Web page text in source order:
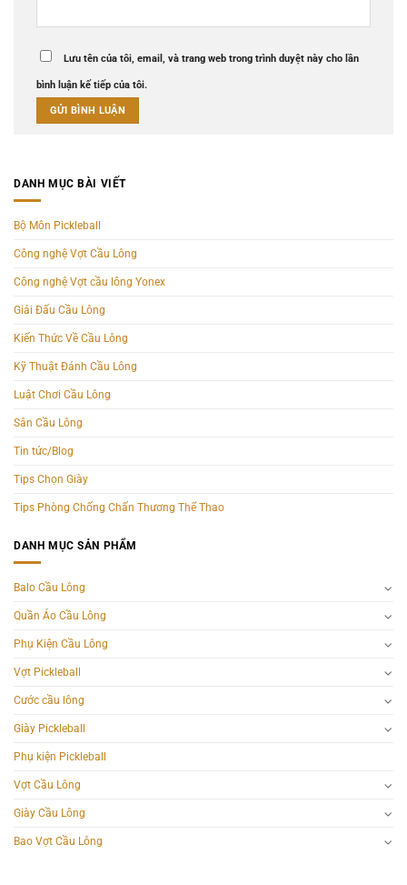
Lưu tên của tôi, email, và trang web trong trình duyệt này cho lần
bình luận kế tiếp của tôi.
DANH MỤC BÀI VIẾT
Bộ Môn Pickleball
Công nghệ Vợt Cầu Lông
Công nghệ Vợt cầu lông Yonex
Giải Đấu Cầu Lông
Kiến Thức Về Cầu Lông
Kỹ Thuật Đánh Cầu Lông
Luật Chơi Cầu Lông
Sân Cầu Lông
Tin tức/Blog
Tips Chọn Giày
Tips Phòng Chống Chấn Thương Thể Thao
DANH MỤC SẢN PHẨM
Balo Cầu Lông
Quần Áo Cầu Lông
Phụ Kiện Cầu Lông
Vợt Pickleball
Cước cầu lông
Giày Pickleball
Phụ kiện Pickleball
Vợt Cầu Lông
Giày Cầu Lông
Bao Vợt Cầu Lông